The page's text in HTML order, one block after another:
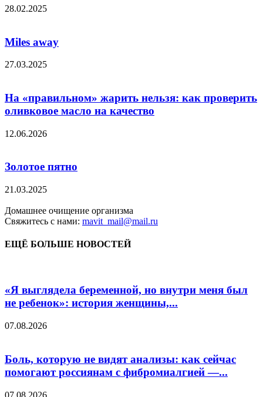
28.02.2025
Miles away
27.03.2025
На «правильном» жарить нельзя: как проверить
оливковое масло на качество
12.06.2026
Золотое пятно
21.03.2025
Домашнее очищение организма
Свяжитесь с нами: mavit_mail@mail.ru
ЕЩЁ БОЛЬШЕ НОВОСТЕЙ
«Я выглядела беременной, но внутри меня был
не ребенок»: история женщины,...
07.08.2026
Боль, которую не видят анализы: как сейчас
помогают россиянам с фибромиалгией —...
07.08.2026